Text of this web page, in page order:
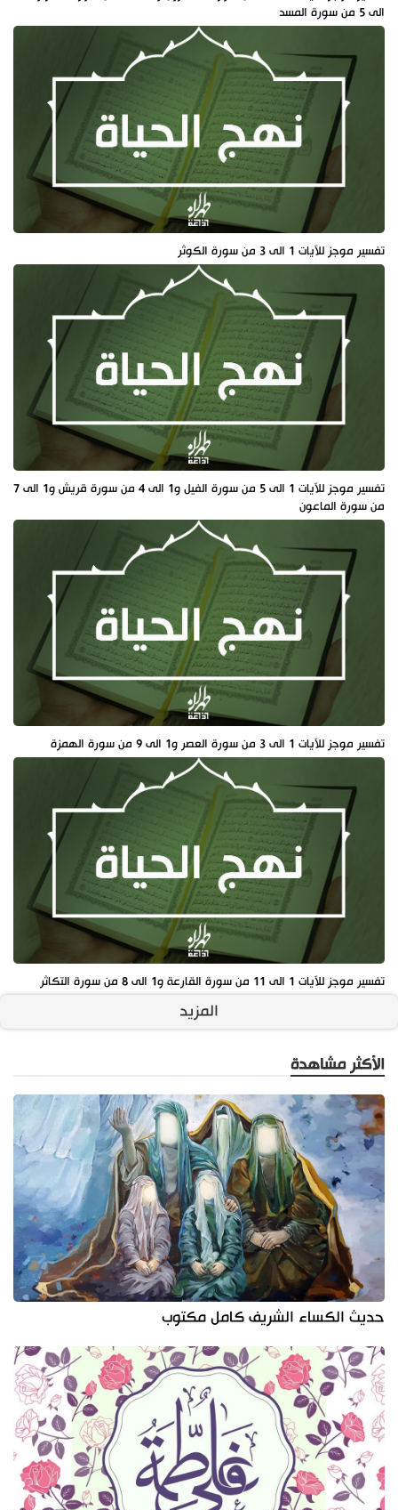
الى 5 من سورة المسد
تفسير موجز للآيات 1 الى 3 من سورة الكوثر
تفسير موجز للآيات 1 الى 5 من سورة الفيل و1 الى 4 من سورة قريش و1 الى 7
من سورة الماعون
تفسير موجز للآيات 1 الى 3 من سورة العصر و1 الى 9 من سورة الهمزة
تفسير موجز للآيات 1 الى 11 من سورة القارعة و1 الى 8 من سورة التكاثر
المزيد
الأكثر مشاهدة
حديث الكساء الشريف كامل مكتوب